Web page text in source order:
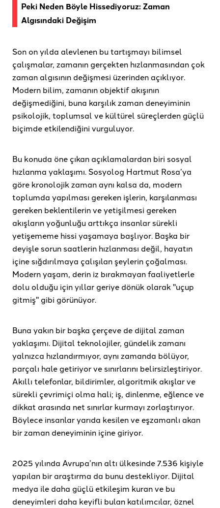
Peki Neden Böyle Hissediyoruz: Zaman
Algısındaki Değişim
Son on yılda alevlenen bu tartışmayı bilimsel
çalışmalar, zamanın gerçekten hızlanmasından çok
zaman algısının değişmesi üzerinden açıklıyor.
Modern bilim, zamanın objektif akışının
değişmediğini, buna karşılık zaman deneyiminin
psikolojik, toplumsal ve kültürel süreçlerden güçlü
biçimde etkilendiğini vurguluyor.
Bu konuda öne çıkan açıklamalardan biri sosyal
hızlanma yaklaşımı. Sosyolog Hartmut Rosa’ya
göre kronolojik zaman aynı kalsa da, modern
toplumda yapılması gereken işlerin, karşılanması
gereken beklentilerin ve yetişilmesi gereken
akışların yoğunluğu arttıkça insanlar sürekli
yetişememe hissi yaşamaya başlıyor. Başka bir
deyişle sorun saatlerin hızlanması değil, hayatın
içine sığdırılmaya çalışılan şeylerin çoğalması.
Modern yaşam, derin iz bırakmayan faaliyetlerle
dolu olduğu için yıllar geriye dönük olarak "uçup
gitmiş" gibi görünüyor.
Buna yakın bir başka çerçeve de dijital zaman
yaklaşımı. Dijital teknolojiler, gündelik zamanı
yalnızca hızlandırmıyor, aynı zamanda bölüyor,
parçalı hale getiriyor ve sınırlarını belirsizleştiriyor.
Akıllı telefonlar, bildirimler, algoritmik akışlar ve
sürekli çevrimiçi olma hali; iş, dinlenme, eğlence ve
dikkat arasında net sınırlar kurmayı zorlaştırıyor.
Böylece insanlar yarıda kesilen ve eşzamanlı akan
bir zaman deneyiminin içine giriyor.
2025 yılında Avrupa’nın altı ülkesinde 7.536 kişiyle
yapılan bir araştırma da bunu destekliyor. Dijital
medya ile daha güçlü etkileşim kuran ve bu
deneyimleri daha keyifli bulan katılımcılar, öznel